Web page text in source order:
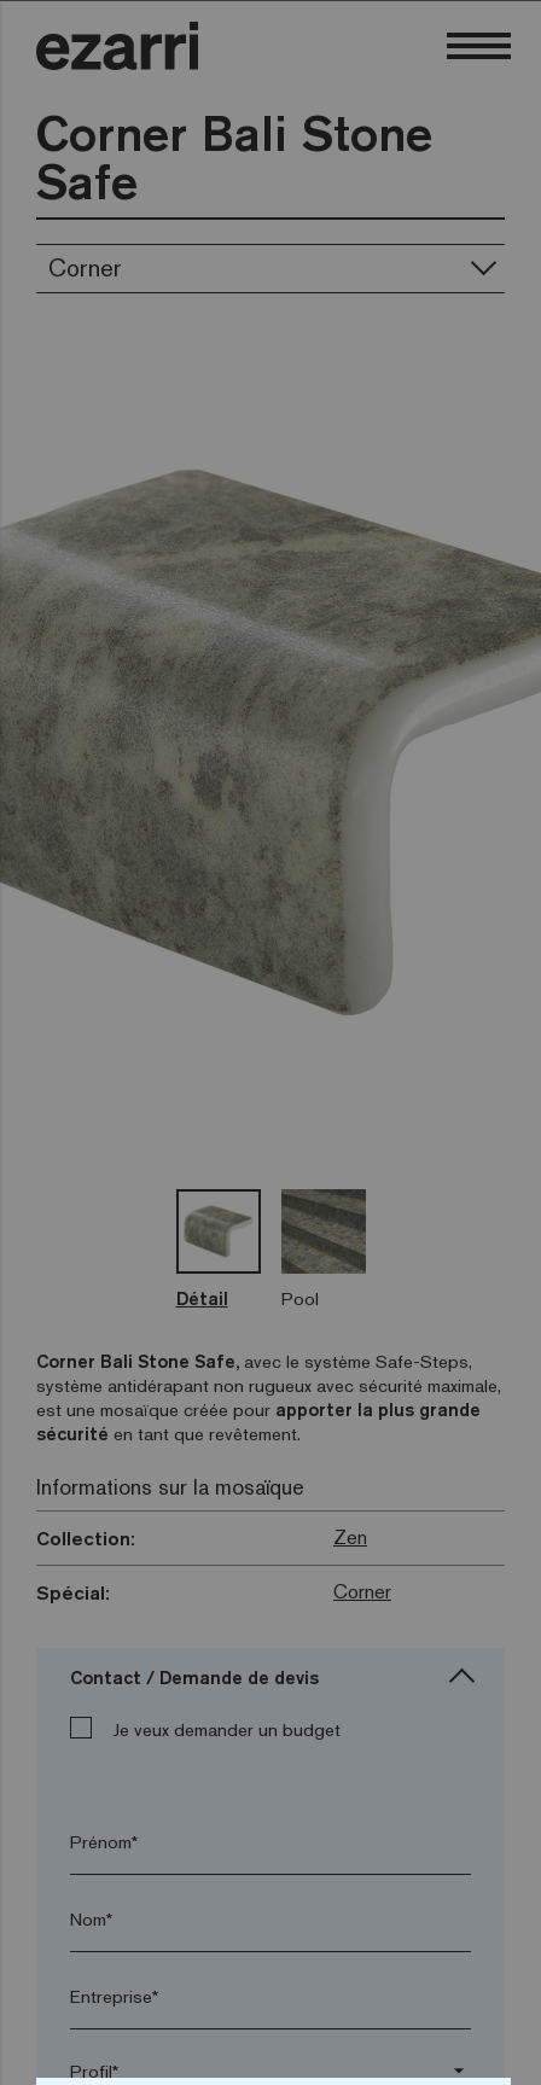
Corner Bali Stone
Safe
Corner
Détail Pool
Corner Bali Stone Safe, avec le système Safe-Steps,
système antidérapant non rugueux avec sécurité maximale,
est une mosaïque créée pour apporter la plus grande
sécurité en tant que revêtement.
Informations sur la mosaïque
Collection: Zen
Spécial: Corner
Contact / Demande de devis
Je veux demander un budget
Prénom*
Nom*
Entreprise*
arrow_drop_down